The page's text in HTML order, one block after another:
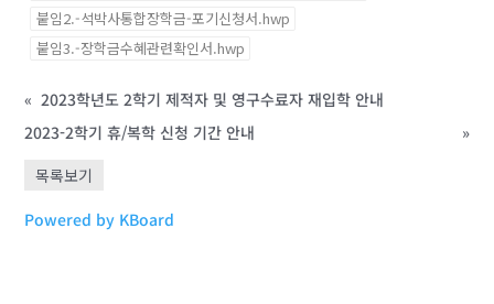
붙임2.-석박사통합장학금-포기신청서.hwp
붙임3.-장학금수혜관련확인서.hwp
« 2023학년도 2학기 제적자 및 영구수료자 재입학 안내
2023-2학기 휴/복학 신청 기간 안내
»
목록보기
Powered by KBoard